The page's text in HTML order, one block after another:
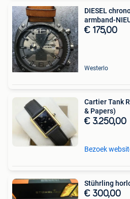
DIESEL
armband-
€ 175,00
Westerlo
Cartier Tank
& Papers)
€ 3.250,00
Bezoek
Stührling
€ 300,00